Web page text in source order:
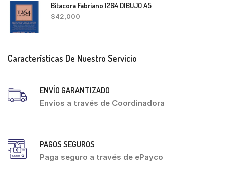
Bitacora Fabriano 1264 DIBUJO A5
$42,000
Características De Nuestro Servicio
ENVÍO GARANTIZADO
Envíos a través de Coordinadora
PAGOS SEGUROS
Paga seguro a través de ePayco